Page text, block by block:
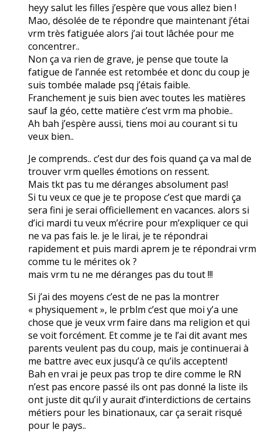
heyy salut les filles j’espère que vous allez bien !
Mao, désolée de te répondre que maintenant j’étai
vrm très fatiguée alors j’ai tout lâchée pour me
concentrer..
Non ça va rien de grave, je pense que toute la
fatigue de l’année est retombée et donc du coup je
suis tombée malade psq j’étais faible.
Franchement je suis bien avec toutes les matières
sauf la géo, cette matière c’est vrm ma phobie..
Ah bah j’espère aussi, tiens moi au courant si tu
veux bien..
Je comprends.. c’est dur des fois quand ça va mal de
trouver vrm quelles émotions on ressent.
Mais tkt pas tu me déranges absolument pas!
Si tu veux ce que je te propose c’est que mardi ça
sera fini je serai officiellement en vacances. alors si
d’ici mardi tu veux m’écrire pour m’expliquer ce qui
ne va pas fais le. je le lirai, je te répondrai
rapidement et puis mardi aprem je te répondrai vrm
comme tu le mérites ok ?
mais vrm tu ne me déranges pas du tout !!!
Si j’ai des moyens c’est de ne pas la montrer
« physiquement », le prblm c’est que moi y’a une
chose que je veux vrm faire dans ma religion et qui
se voit forcément. Et comme je te l’ai dit avant mes
parents veulent pas du coup, mais je continuerai à
me battre avec eux jusqu’à ce qu’ils acceptent!
Bah en vrai je peux pas trop te dire comme le RN
n’est pas encore passé ils ont pas donné la liste ils
ont juste dit qu’il y aurait d’interdictions de certains
métiers pour les binationaux, car ça serait risqué
pour le pays..